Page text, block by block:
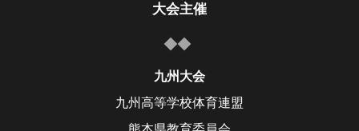
大会主催
九州大会
九州高等学校体育連盟